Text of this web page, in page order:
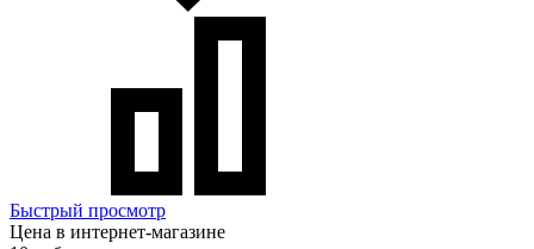
Быстрый просмотр
Цена в интернет-магазине